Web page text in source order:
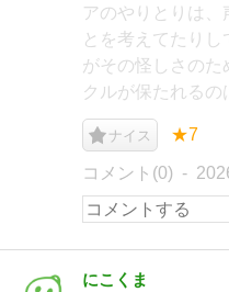
アのやりとりは、
とを考えてたり
がその怪しさのた
クルが保たれるの
ナイス ★7
コメント(0)
にこくま